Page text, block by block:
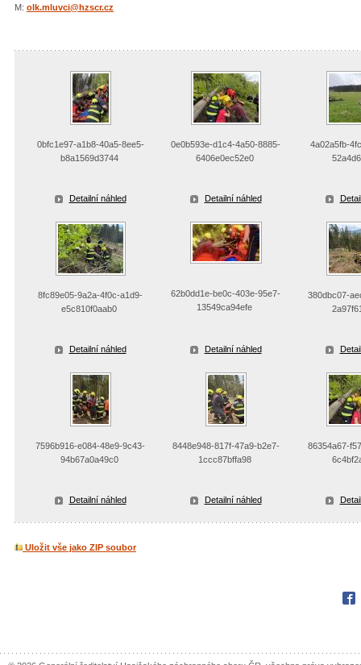
M: olk.mluvci@hzscr.cz
0bfc1e97-a1b8-40a5-8ee5-
b8a1569d3744
Detailní náhled
0e0b593e-d1c4-4a50-8885-
6406e0ec52e0
Detailní náhled
4a02a5fb-
8fc89e05-9a2a-4f0c-a1d9-
e5c810f0aab0
Detailní náhled
62b0dd1e-be0c-403e-95e7-
13549ca94efe
Detailní náhled
380dbc07-
7596b916-e084-48e9-9c43-
94b67a0a49c0
Detailní náhled
8448e948-817f-47a9-b2e7-
1ccc87bffa98
Detailní náhled
86354a67-
Uložit vše jako ZIP soubor